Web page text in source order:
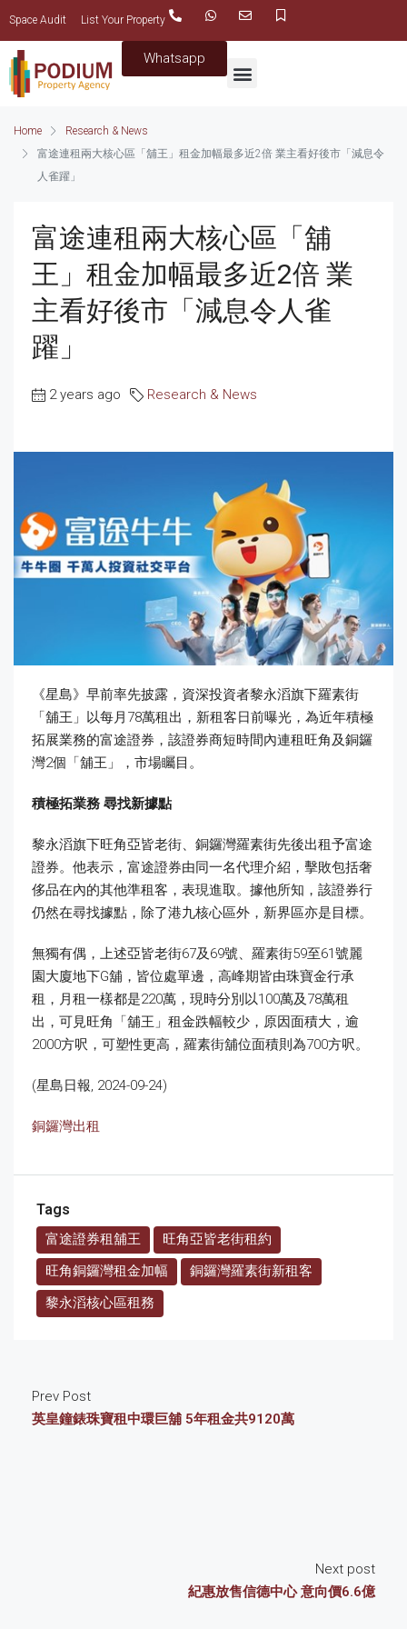
Space Audit List Your Property
Whatsapp
Home
Research & News
富途連租兩大核心區「舖王」租金加幅最多近2倍 業主看好後市「減息令
人雀躍」
富途連租兩大核心區「舖
王」租金加幅最多近2倍 業
主看好後市「減息令人雀
躍」
2 years ago Research & News
《星島》早前率先披露，資深投資者黎永滔旗下羅素街
「舖王」以每月78萬租出，新租客日前曝光，為近年積極
拓展業務的富途證券，該證券商短時間內連租旺角及銅鑼
灣2個「舖王」，市場矚目。
積極拓業務 尋找新據點
黎永滔旗下旺角亞皆老街、銅鑼灣羅素街先後出租予富途
證券。他表示，富途證券由同一名代理介紹，擊敗包括奢
侈品在內的其他準租客，表現進取。據他所知，該證券行
仍然在尋找據點，除了港九核心區外，新界區亦是目標。
無獨有偶，上述亞皆老街67及69號、羅素街59至61號麗
園大廈地下G舖，皆位處單邊，高峰期皆由珠寶金行承
租，月租一樣都是220萬，現時分別以100萬及78萬租
出，可見旺角「舖王」租金跌幅較少，原因面積大，逾
2000方呎，可塑性更高，羅素街舖位面積則為700方呎。
(星島日報, 2024-09-24)
銅鑼灣出租
Tags
富途證券租舖王
旺角亞皆老街租約
旺角銅鑼灣租金加幅
銅鑼灣羅素街新租客
黎永滔核心區租務
Prev Post
英皇鐘錶珠寶租中環巨舖 5年租金共9120萬
Next post
紀惠放售信德中心 意向價6.6億